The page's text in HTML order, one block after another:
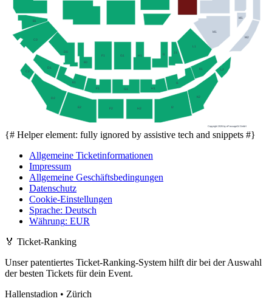
M2
L2
K2
I2
H2
F2
E2
D2
C2
M1
K1
I1
H1
G1
F1
E1
D1
M1
L1
J1
I1
H1
G1
F1
E0
D0
C0
B1
Copyright 2026 by ePassage24 GmbH
{# Helper element: fully ignored by assistive tech and snippets #}
Allgemeine Ticketinformationen
Impressum
Allgemeine Geschäftsbedingungen
Datenschutz
Cookie-Einstellungen
Sprache: Deutsch
Währung: EUR
🏅 Ticket-Ranking
Unser patentiertes Ticket-Ranking-System hilft dir bei der Auswahl
der besten Tickets für dein Event.
Hallenstadion • Zürich